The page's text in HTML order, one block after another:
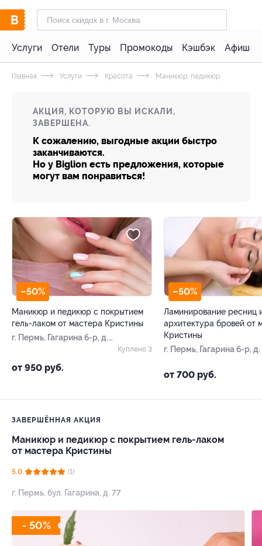
Услуги Отели Туры Промокоды Кэшбэк Афиша
Главная Услуги Красота Маникюр, педикюр
АКЦИЯ, КОТОРУЮ ВЫ ИСКАЛИ,
ЗАВЕРШЕНА.
К сожалению, выгодные акции быстро
заканчиваются.
Но у Biglion есть предложения, которые
могут вам понравиться!
–50%
Маникюр и педикюр с покрытием
гель-лаком от мастера Кристины
г. Пермь, Гагарина б-р, д.
от 950 руб.
Куплено 3
–50%
Ламинирование ресниц
архитектура бровей от
Кристины
г. Пермь, Гагарина б-р, д.
от 700 руб.
ЗАВЕРШЁННАЯ АКЦИЯ
Маникюр и педикюр с покрытием гель-лаком
от мастера Кристины
5.0 (1)
г. Пермь, бул. Гагарина, д. 77
- 50%